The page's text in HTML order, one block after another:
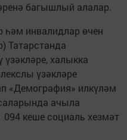
багышлый алалар.
һәм инвалидлар өчен
Татарстанда
халыкка
үзәкләре
«Демография» илкүләм
ачыла
кеше социаль хезмәт